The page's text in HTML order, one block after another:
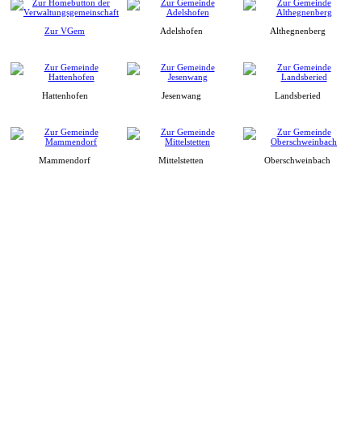
Zur VGem Adelshofen Althegnenberg
Hattenhofen Jesenwang Landsberied
Mammendorf Mittelstetten Oberschweinbach